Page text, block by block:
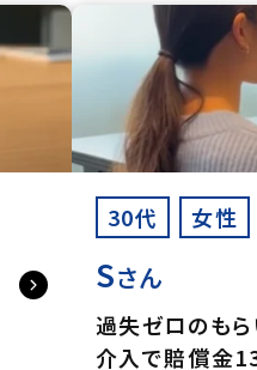
30代 女性
Sさん
過失ゼロのも
介入で賠償金